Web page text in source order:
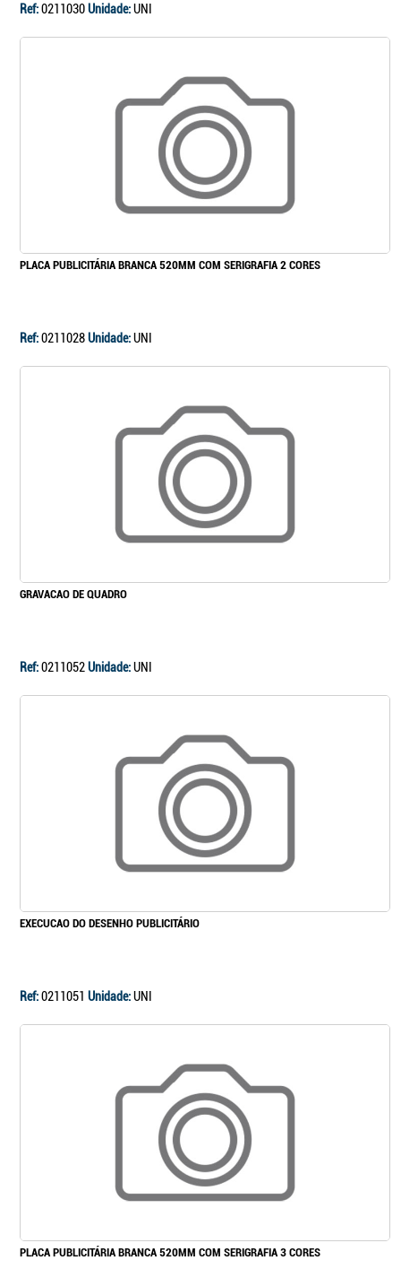
Ref:0211030Unidade:UNI
PLACA PUBLICITÁRIA BRANCA 520MM COM SERIGRAFIA 2 CORES
Ref:0211028Unidade:UNI
GRAVACAO DE QUADRO
Ref:0211052Unidade:UNI
EXECUCAO DO DESENHO PUBLICITÁRIO
Ref:0211051 Unidade:UNI
PLACA PUBLICITÁRIA BRANCA 520MM COM SERIGRAFIA 3 CORES